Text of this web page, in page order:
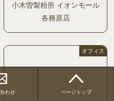
小木曽製粉所 イオンモール
各務原店
オフィス
わせ ページトップ